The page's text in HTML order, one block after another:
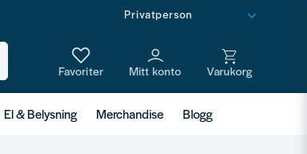
El & Belysning Merchandise Blogg